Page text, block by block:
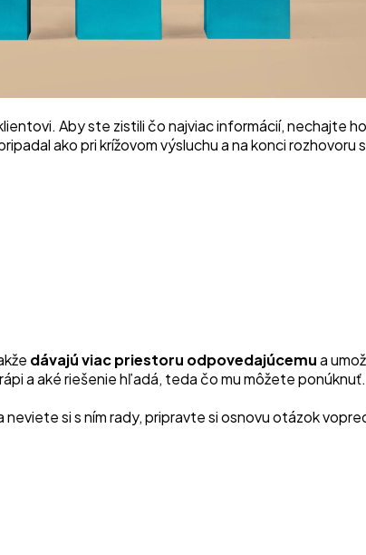
Aby ste zistili čo najviac informácií, nechajte
ako pri krížovom výsluchu a na konci rozhovoru
dávajú viac priestoru odpovedajúcemua
a aké riešenie hľadá, teda čo mu môžete ponúknuť.
si s ním rady, pripravte si osnovu otázok